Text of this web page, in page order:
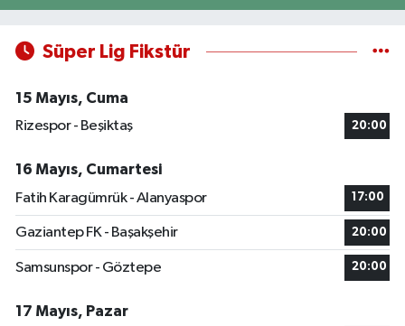
Süper Lig Fikstür
15 Mayıs, Cuma
Rizespor - Beşiktaş
20:00
16 Mayıs, Cumartesi
Fatih Karagümrük - Alanyaspor
17:00
Gaziantep FK - Başakşehir 20:00
Samsunspor - Göztepe 20:00
17 Mayıs, Pazar